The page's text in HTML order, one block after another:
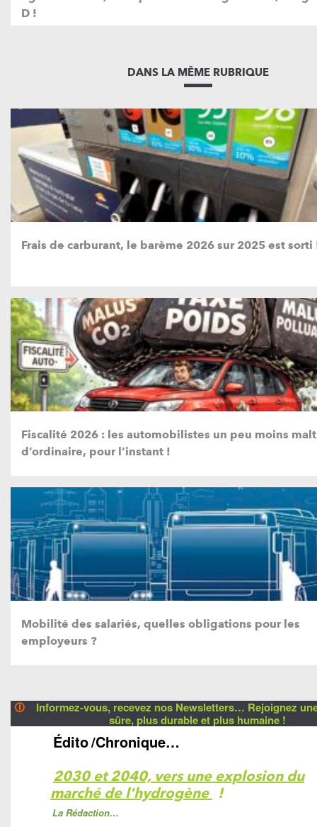
D !
DANS LA MÊME RUBRIQUE
Frais de carburant, le barème 2026 sur 2025 est sorti
Fiscalité 2026 : les automobilistes un peu moins
d’ordinaire, pour l’instant !
Mobilité des salariés, quelles obligations pour les
employeurs ?
🛈
Informez-vous, recevez nos Newsletters… Rejoignez
sûre, plus durable et plus humaine !
Édito/Chronique…
2030 et 2040, vers une explosion du
marché de l'hydrogène !
La Rédaction…